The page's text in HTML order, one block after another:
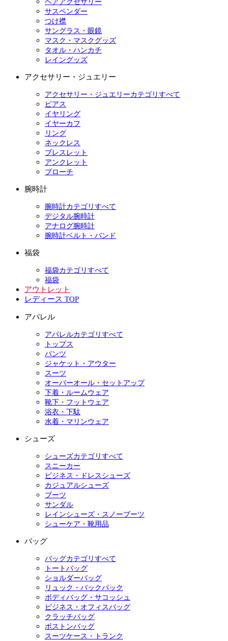
ヘアアクセサリー
サスペンダー
つけ襟
サングラス・眼鏡
マスク・マスクグッズ
タオル・ハンカチ
レイングッズ
アクセサリー・ジュエリー
アクセサリー・ジュエリーカテゴリすべて
ピアス
イヤリング
イヤーカフ
リング
ネックレス
ブレスレット
アンクレット
ブローチ
腕時計
腕時計カテゴリすべて
デジタル腕時計
アナログ腕時計
腕時計ベルト・バンド
福袋
福袋カテゴリすべて
福袋
アウトレット
レディース TOP
アパレル
アパレルカテゴリすべて
トップス
パンツ
ジャケット・アウター
スーツ
オーバーオール・セットアップ
下着・ルームウェア
靴下・フットウェア
浴衣・下駄
水着・マリンウェア
シューズ
シューズカテゴリすべて
スニーカー
ビジネス・ドレスシューズ
カジュアルシューズ
ブーツ
サンダル
レインシューズ・スノーブーツ
シューケア・靴用品
バッグ
バッグカテゴリすべて
トートバッグ
ショルダーバッグ
リュック・バックパック
ボディバッグ・サコッシュ
ビジネス・オフィスバッグ
クラッチバッグ
ボストンバッグ
スーツケース・トランク